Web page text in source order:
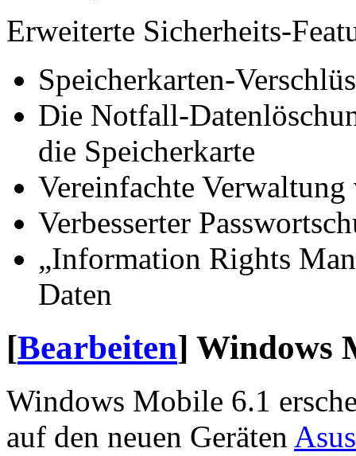
Erweiterte Sicherheits-
Speicherkarten-
Die Notfall-
die Speicherkarte
Vereinfachte
Verbesserter
„Information Rights
Daten
[Bearbeiten] Windows
Windows Mobile 6.1
auf den neuen Geräten